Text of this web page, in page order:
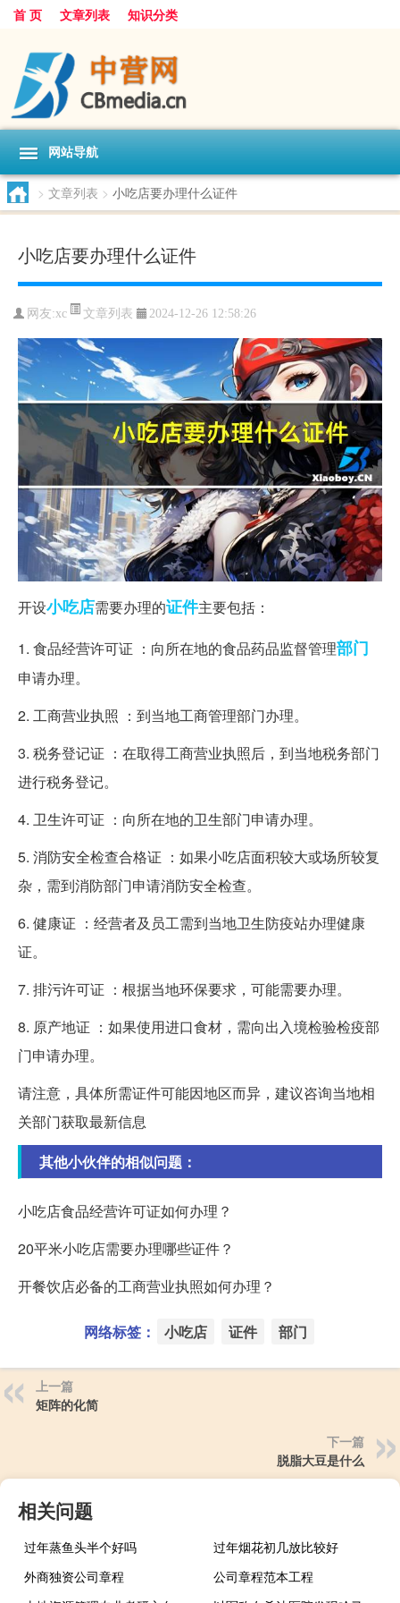
首 页 文章列表 知识分类
网站导航
> 文章列表 > 小吃店要办理什么证件
小吃店要办理什么证件
网友:xc 文章列表 2024-12-26 12:58:26
开设小吃店需要办理的证件主要包括：
1. 食品经营许可证 ：向所在地的食品药品监督管理部门
申请办理。
2. 工商营业执照 ：到当地工商管理部门办理。
3. 税务登记证 ：在取得工商营业执照后，到当地税务部门
进行税务登记。
4. 卫生许可证 ：向所在地的卫生部门申请办理。
5. 消防安全检查合格证 ：如果小吃店面积较大或场所较复
杂，需到消防部门申请消防安全检查。
6. 健康证 ：经营者及员工需到当地卫生防疫站办理健康
证。
7. 排污许可证 ：根据当地环保要求，可能需要办理。
8. 原产地证 ：如果使用进口食材，需向出入境检验检疫部
门申请办理。
请注意，具体所需证件可能因地区而异，建议咨询当地相
关部门获取最新信息
其他小伙伴的相似问题：
小吃店食品经营许可证如何办理？
20平米小吃店需要办理哪些证件？
开餐饮店必备的工商营业执照如何办理？
网络标签： 小吃店 证件 部门
上一篇
矩阵的化简
下一篇
脱脂大豆是什么
相关问题
过年蒸鱼头半个好吗
过年烟花初几放比较好
外商独资公司章程
公司章程范本工程